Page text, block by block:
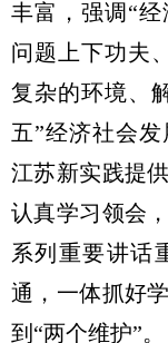
丰富，强调“
问题上下功夫
复杂的环境、
五”经济社会
江苏新实践提
认真学习领会
系列重要讲话
通，一体抓好
到“两个维护”。